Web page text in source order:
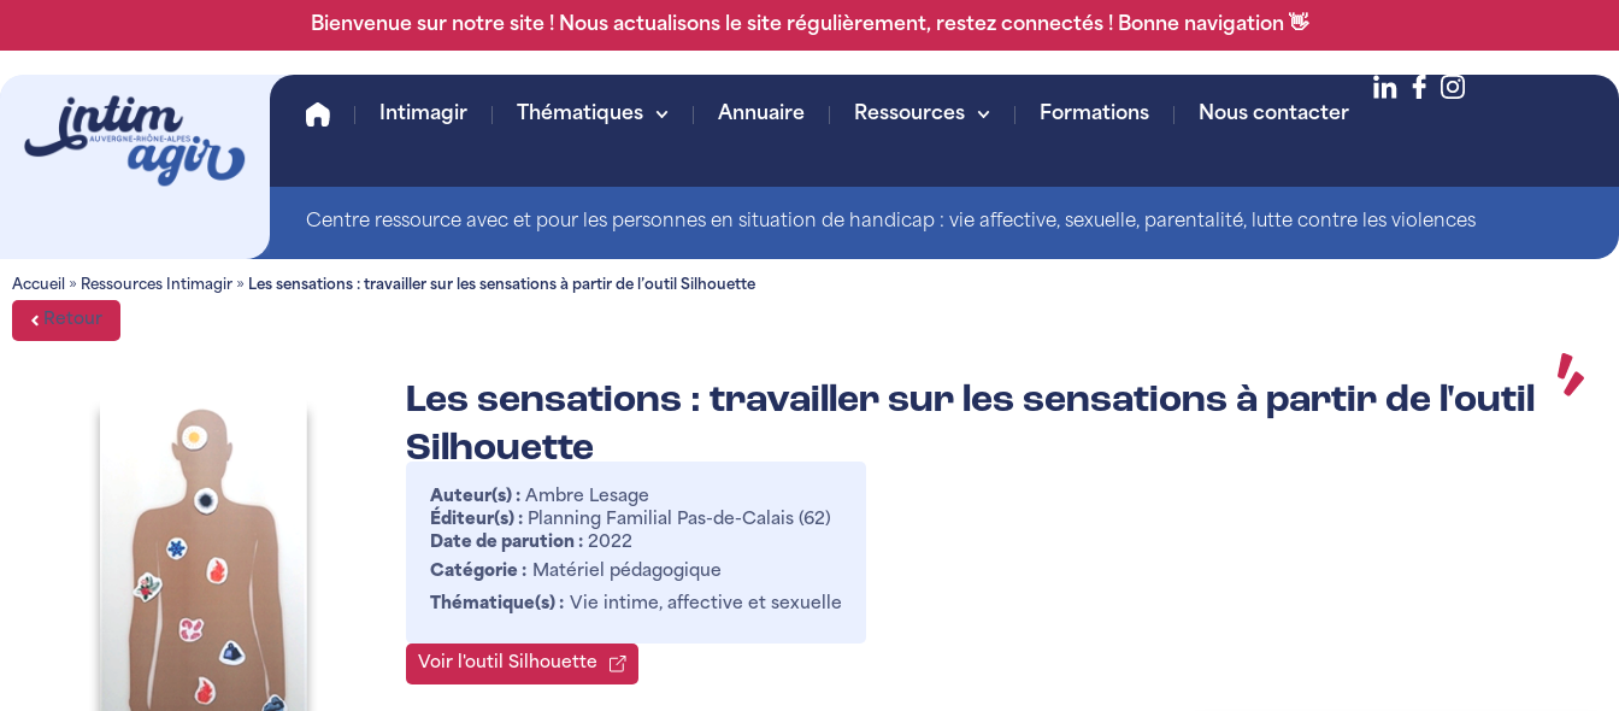
Bienvenue sur notre site ! Nous actualisons le site régulièrement, restez connectés ! Bonne navigation 👋
Intimagir Thématiques Annuaire Ressources Formations Nous contacter
Centre ressource avec et pour les personnes en situation de handicap : vie affective, sexuelle, parentalité, lutte contre les violences
Accueil » Ressources Intimagir » Les sensations : travailler sur les sensations à partir de l’outil Silhouette
Retour
Les sensations : travailler sur les sensations à partir de l'outil
Silhouette
Auteur(s) : Ambre Lesage
Éditeur(s) : Planning Familial Pas-de-Calais (62)
Date de parution : 2022
Catégorie : Matériel pédagogique
Thématique(s) : Vie intime, affective et sexuelle
Voir l'outil Silhouette